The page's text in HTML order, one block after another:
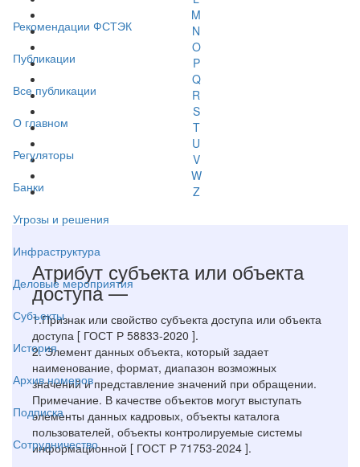
Рекомендации ФСТЭК
Публикации
Все публикации
О главном
Регуляторы
Банки
Угрозы и решения
Инфраструктура
Деловые мероприятия
Субъекты
История
Архив номеров
Подписка
Сотрудничество
M
N
O
P
Q
R
S
T
U
V
W
Z
Атрибут субъекта или объекта
доступа —
1.Признак или свойство субъекта доступа или объекта
доступа [ ГОСТ Р 58833-2020 ].
2. Элемент данных объекта, который задает
наименование, формат, диапазон возможных
значений и представление значений при обращении.
Примечание. В качестве объектов могут выступать
элементы данных кадровых, объекты каталога
пользователей, объекты контролируемые системы
информационной [ ГОСТ Р 71753-2024 ].